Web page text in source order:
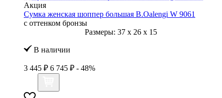
Акция
Сумка женская шоппер большая B.Oalengi W 9061
с оттенком бронзы
Размеры: 37 x 26 x 15
В наличии
3 445 ₽ 6 745 ₽ - 48%